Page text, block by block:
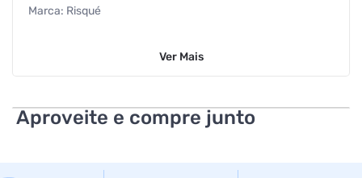
Marca: Risqué
Informações Adicionais do Produto:
Textura cremosa
Ver Mais
Aproveite e compre junto